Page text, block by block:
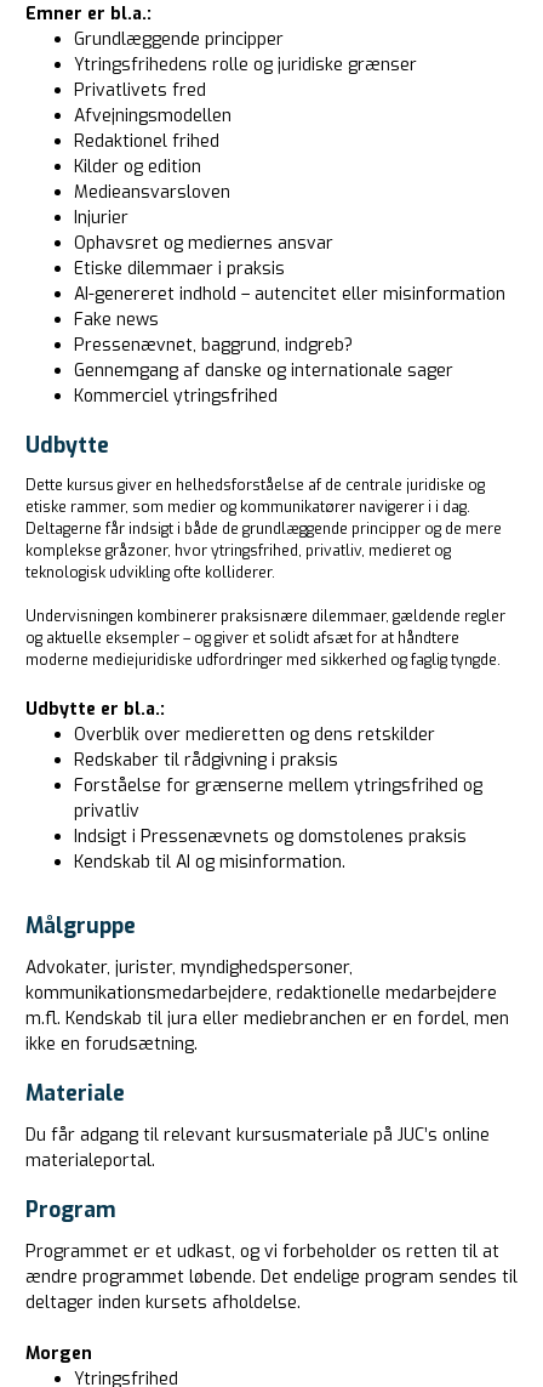
Emner er bl.a.:
Grundlæggende principper
Ytringsfrihedens rolle og juridiske grænser
Privatlivets fred
Afvejningsmodellen
Redaktionel frihed
Kilder og edition
Medieansvarsloven
Injurier
Ophavsret og mediernes ansvar
Etiske dilemmaer i praksis
AI-genereret indhold – autencitet eller misinformation
Fake news
Pressenævnet, baggrund, indgreb?
Gennemgang af danske og internationale sager
Kommerciel ytringsfrihed
Udbytte
Dette kursus giver en helhedsforståelse af de centrale juridiske og
etiske rammer, som medier og kommunikatører navigerer i i dag.
Deltagerne får indsigt i både de grundlæggende principper og de mere
komplekse gråzoner, hvor ytringsfrihed, privatliv, medieret og
teknologisk udvikling ofte kolliderer.
Undervisningen kombinerer praksisnære dilemmaer, gældende regler
og aktuelle eksempler – og giver et solidt afsæt for at håndtere
moderne mediejuridiske udfordringer med sikkerhed og faglig tyngde.
Udbytte er bl.a.:
Overblik over medieretten og dens retskilder
Redskaber til rådgivning i praksis
Forståelse for grænserne mellem ytringsfrihed og
privatliv
Indsigt i Pressenævnets og domstolenes praksis
Kendskab til AI og misinformation.
Målgruppe
Advokater, jurister, myndighedspersoner,
kommunikationsmedarbejdere, redaktionelle medarbejdere
m.fl. Kendskab til jura eller mediebranchen er en fordel, men
ikke en forudsætning.
Materiale
Du får adgang til relevant kursusmateriale på JUC’s online
materialeportal.
Program
Programmet er et udkast, og vi forbeholder os retten til at
ændre programmet løbende. Det endelige program sendes til
deltager inden kursets afholdelse.
Morgen
Ytringsfrihed